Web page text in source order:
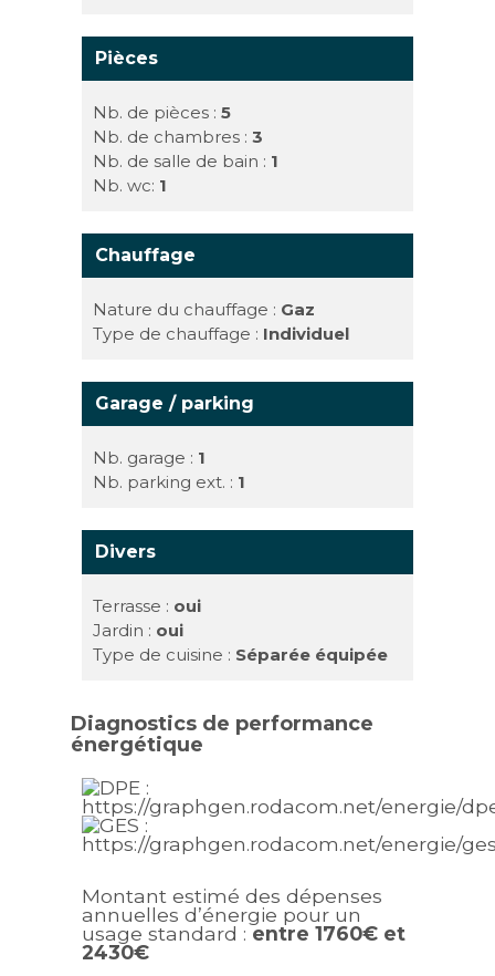
Pièces
Nb. de pièces :5
Nb. de chambres :3
Nb. de salle de bain : 1
Nb. wc: 1
Chauffage
Nature du chauffage : Gaz
Type de chauffage : Individuel
Garage / parking
Nb. garage : 1
Nb. parking ext. : 1
Divers
Terrasse : oui
Jardin : oui
Type de cuisine : Séparée équipée
Diagnostics de performance
énergétique
Montant estimé des dépenses
annuelles d’énergie pour un
usage standard : entre 1760€ et
2430€